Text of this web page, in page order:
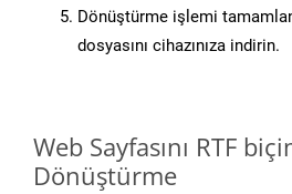
Dönüştürme işlemi
dosyasını cihazınıza indirin.
Web Sayfasını RTF
Dönüştürme